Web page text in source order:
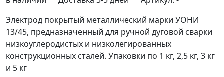
Электрод покрытый металлический марки УОНИ
13/45, предназначенный для ручной дуговой сварки
низкоуглеродистых и низколегированных
конструкционных сталей. Упаковки по 1 кг, 2,5 кг, 3 кг
и 5 кг